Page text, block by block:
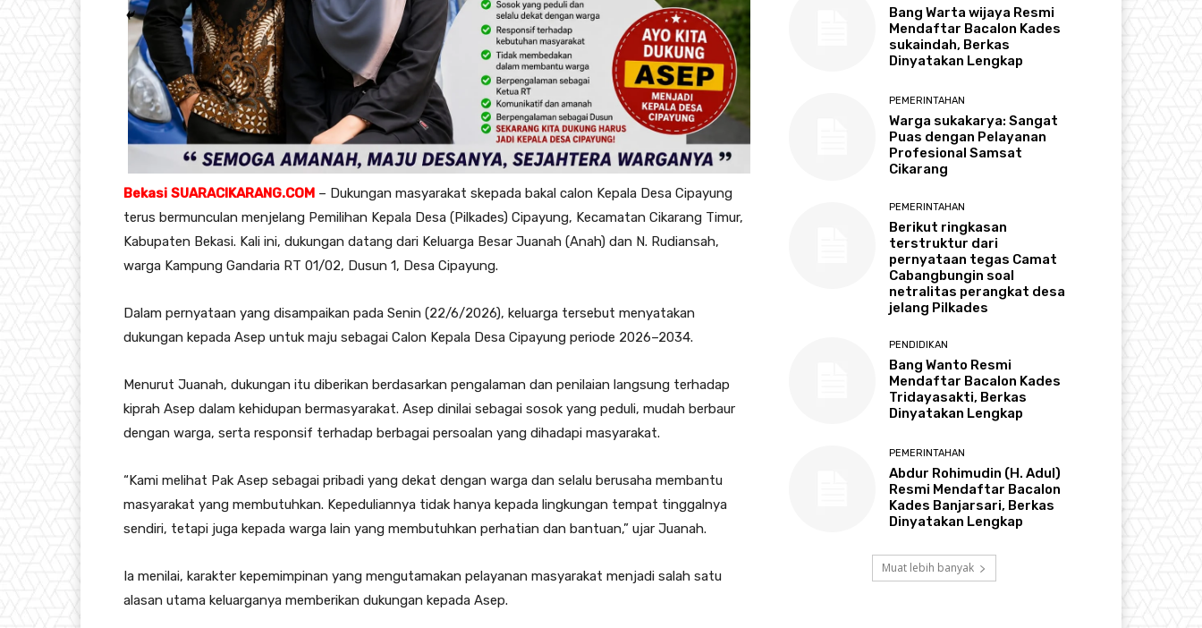
Bekasi SUARACIKARANG.COM – Dukungan masyarakat skepada bakal calon Kepala Desa Cipayung
terus bermunculan menjelang Pemilihan Kepala Desa (Pilkades) Cipayung, Kecamatan Cikarang Timur,
Kabupaten Bekasi. Kali ini, dukungan datang dari Keluarga Besar Juanah (Anah) dan N. Rudiansah,
warga Kampung Gandaria RT 01/02, Dusun 1, Desa Cipayung.
Dalam pernyataan yang disampaikan pada Senin (22/6/2026), keluarga tersebut menyatakan
dukungan kepada Asep untuk maju sebagai Calon Kepala Desa Cipayung periode 2026–2034.
Menurut Juanah, dukungan itu diberikan berdasarkan pengalaman dan penilaian langsung terhadap
kiprah Asep dalam kehidupan bermasyarakat. Asep dinilai sebagai sosok yang peduli, mudah berbaur
dengan warga, serta responsif terhadap berbagai persoalan yang dihadapi masyarakat.
“Kami melihat Pak Asep sebagai pribadi yang dekat dengan warga dan selalu berusaha membantu
masyarakat yang membutuhkan. Kepeduliannya tidak hanya kepada lingkungan tempat tinggalnya
sendiri, tetapi juga kepada warga lain yang membutuhkan perhatian dan bantuan,” ujar Juanah.
Ia menilai, karakter kepemimpinan yang mengutamakan pelayanan masyarakat menjadi salah satu
alasan utama keluarganya memberikan dukungan kepada Asep.
Bang Warta wijaya Resmi
Mendaftar Bacalon Kades
sukaindah, Berkas
Dinyatakan Lengkap
PEMERINTAHAN
Warga sukakarya: Sangat
Puas dengan Pelayanan
Profesional Samsat
Cikarang
PEMERINTAHAN
Berikut ringkasan
terstruktur dari
pernyataan tegas Camat
Cabangbungin soal
netralitas perangkat desa
jelang Pilkades
PENDIDIKAN
Bang Wanto Resmi
Mendaftar Bacalon Kades
Tridayasakti, Berkas
Dinyatakan Lengkap
PEMERINTAHAN
Abdur Rohimudin (H. Adul)
Resmi Mendaftar Bacalon
Kades Banjarsari, Berkas
Dinyatakan Lengkap
Muat lebih banyak